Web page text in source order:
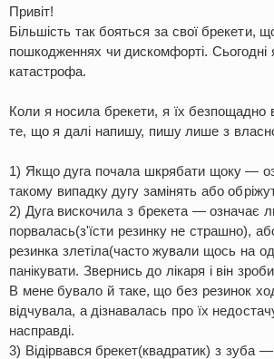
Привіт!
Більшість так бояться за свої брекети,
пошкодженнях чи дискомфорті. Сьогодні
катастрофа.
Коли я носила брекети, я їх безпощадно
те, що я далі напишу, пишу лише з
1) Якщо дуга почала шкрябати щоку —
такому випадку дугу замінять або
2) Дуга вискочила з брекета — означає
порвалась(з'їсти резинку не страшно),
резинка злетіла(часто жували щось на
панікувати. Звернись до лікаря і він
В мене бувало й таке, що без резинок
відчувала, а дізнавалась про їх
насправді.
3) Відірвався брекет(квадратик) з зуба